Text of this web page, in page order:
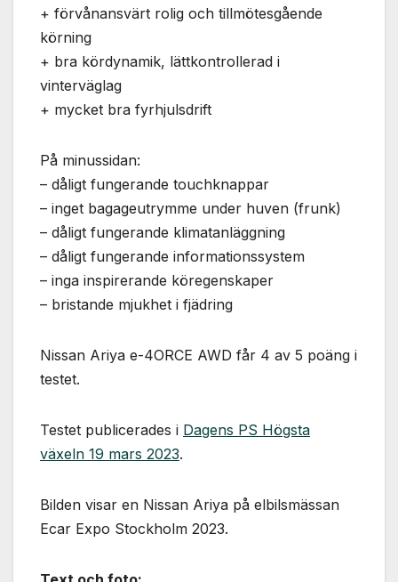
+ förvånansvärt rolig och tillmötesgående
körning
+ bra kördynamik, lättkontrollerad i
vinterväglag
+ mycket bra fyrhjulsdrift
På minussidan:
– dåligt fungerande touchknappar
– inget bagageutrymme under huven (frunk)
– dåligt fungerande klimatanläggning
– dåligt fungerande informationssystem
– inga inspirerande köregenskaper
– bristande mjukhet i fjädring
Nissan Ariya e-4ORCE AWD får 4 av 5 poäng i
testet.
Testet publicerades i Dagens PS Högsta
växeln 19 mars 2023.
Bilden visar en Nissan Ariya på elbilsmässan
Ecar Expo Stockholm 2023.
För att vi ska
hemsidans
används.
Marknadsföring
med dig av dina
intressen och ditt
chansen att få se